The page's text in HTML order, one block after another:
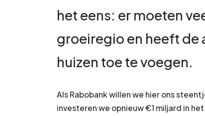
het eens: er moeten
groeiregio en heeft de
huizen toe te voegen.
Als Rabobank willen we hier ons
investeren we opnieuw €1 miljard in